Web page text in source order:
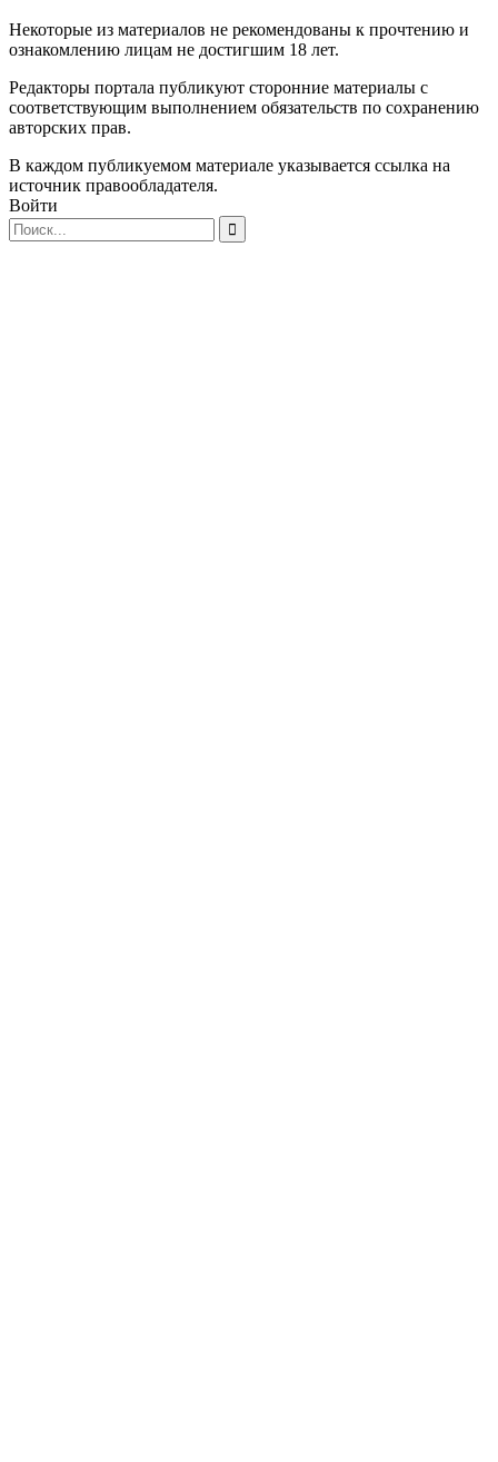
Некоторые из материалов не рекомендованы к прочтению и
ознакомлению лицам не достигшим 18 лет.
Редакторы портала публикуют сторонние материалы с
соответствующим выполнением обязательств по сохранению
авторских прав.
В каждом публикуемом материале указывается ссылка на
источник правообладателя.
Войти